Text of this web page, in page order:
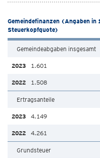
Gemeindefinanzen (Angaben in
Steuerkopfquote)
Gemeindeabgaben insgesamt
1.601
1.508
Ertragsanteile
4.149
4.261
Grundsteuer